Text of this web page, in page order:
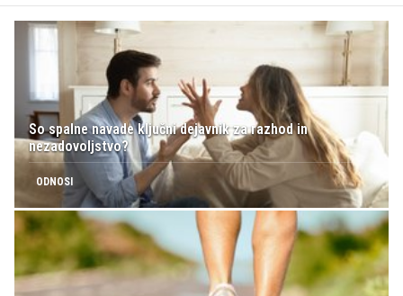
So spalne navade ključni dejavnik za razhod in
nezadovoljstvo?
ODNOSI